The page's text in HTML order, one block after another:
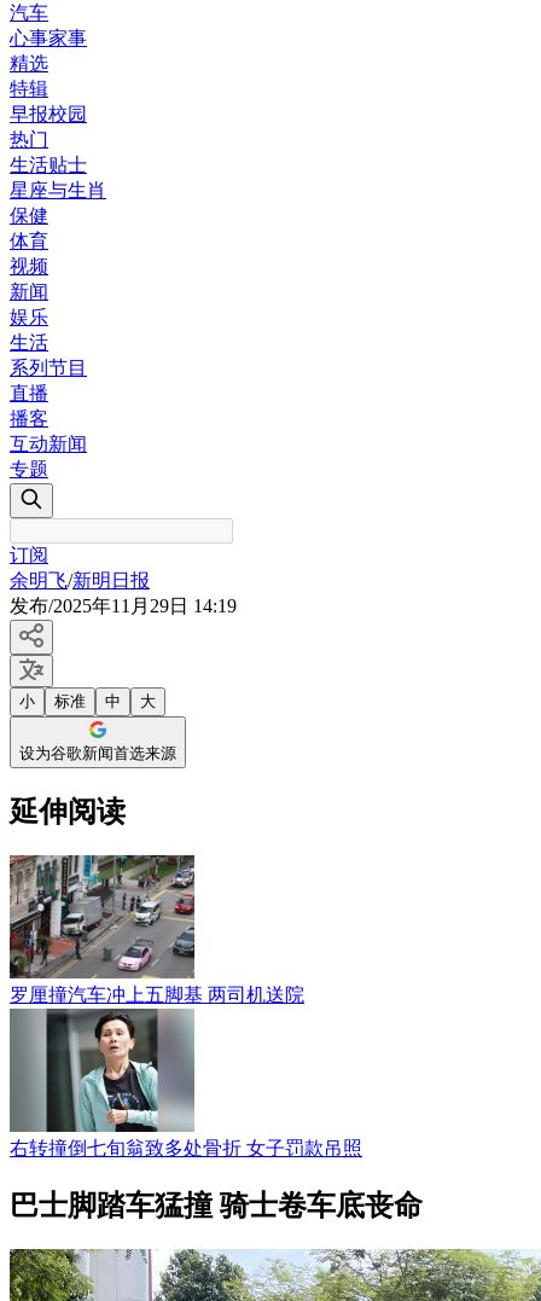
汽车
心事家事
精选
特辑
早报校园
热门
生活贴士
星座与生肖
保健
体育
视频
新闻
娱乐
生活
系列节目
直播
播客
互动新闻
专题
订阅
余明飞/新明日报
发布/2025年11月29日 14:19
小 标准 中 大
设为谷歌新闻首选来源
延伸阅读
罗厘撞汽车冲上五脚基 两司机送院
右转撞倒七旬翁致多处骨折 女子罚款吊照
巴士脚踏车猛撞 骑士卷车底丧命